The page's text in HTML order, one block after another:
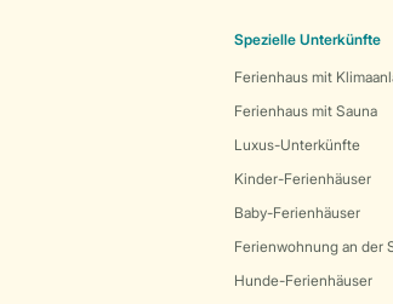
Spezielle Unterkünfte
Ferienhaus mit
Ferienhaus mit Sauna
Luxus-Unterkünfte
Kinder-Ferienhäuser
Baby-Ferienhäuser
Ferienwohnung an der
Hunde-Ferienhäuser